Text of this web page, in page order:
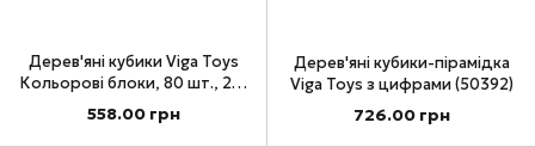
Дерев'яні кубики Viga Toys
Кольорові блоки, 80 шт., 2,5
см (50333)
558.00 грн
Дерев'яні кубики-пірамідка
Viga Toys з цифрами (50392)
726.00 грн